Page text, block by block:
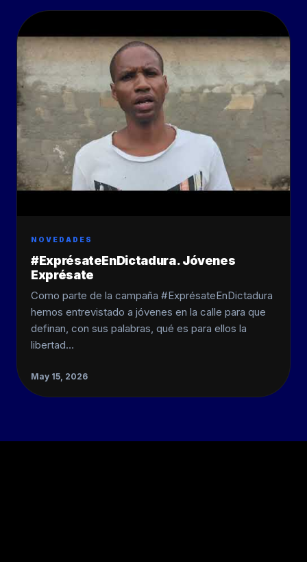
NOVEDADES
#ExprésateEnDictadura. Jóvenes
Exprésate
Como parte de la campaña #ExprésateEnDictadura
hemos entrevistado a jóvenes en la calle para que
definan, con sus palabras, qué es para ellos la
libertad…
May 15, 2026